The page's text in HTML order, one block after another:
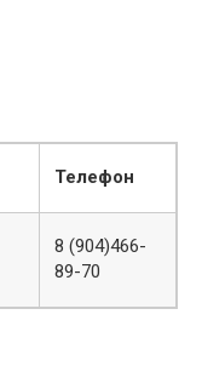
Телефон
8 (904)466-
89-70